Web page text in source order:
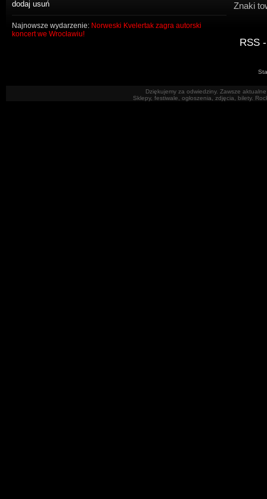
Najnowsze wydarzenie: Norweski Kvelertak zagra autorski
koncert we Wrocławiu!
Znaki
RSS
Dziękujemy za odwiedziny. Zawsze
Sklepy, festiwale, ogłoszenia, zdjęcia, bilety.